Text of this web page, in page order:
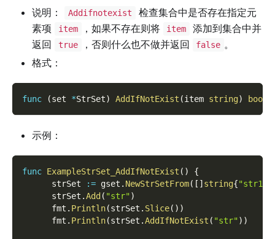
说明： Addifnotexist
检查集合中是否存在指定元
素项
item ，如果不存在则将 item
添加到集合中并
返回
true ，否则什么也不做并返回 false 。
格式：
func (set *StrSet) AddIfNotExist (item string) bool
示例：
func ExampleStrSet_AddIfNotExist ( )
{
      strSet
:= gset . NewStrSetFrom( [ ] string{"str1"
      strSet
.Add ( "str")
      fmt
. Println(strSet . Slice( ) )
      fmt
. Println(strSet .AddIfNotExist ( "str") )